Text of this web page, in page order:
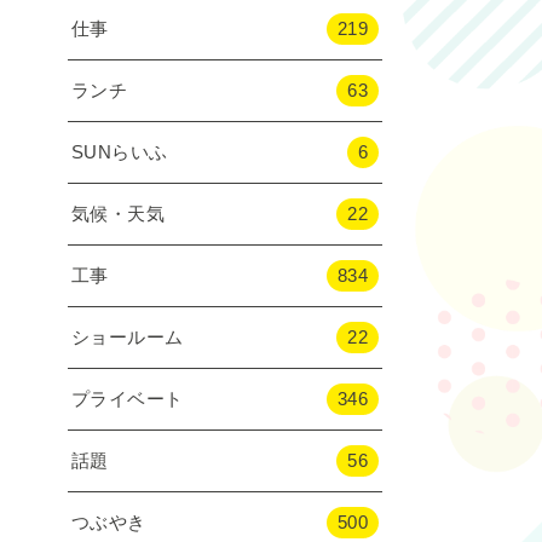
仕事 219
ランチ 63
SUNらいふ 6
気候・天気 22
工事 834
ショールーム 22
プライベート 346
話題 56
つぶやき 500